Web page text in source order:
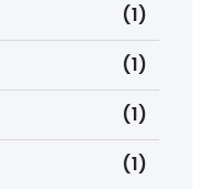
(1)
(1)
(1)
(1)